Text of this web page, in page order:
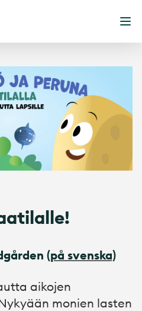
(på svenska)
aikojen
monien lasten